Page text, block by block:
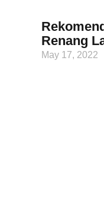
Renang
May 17, 2022